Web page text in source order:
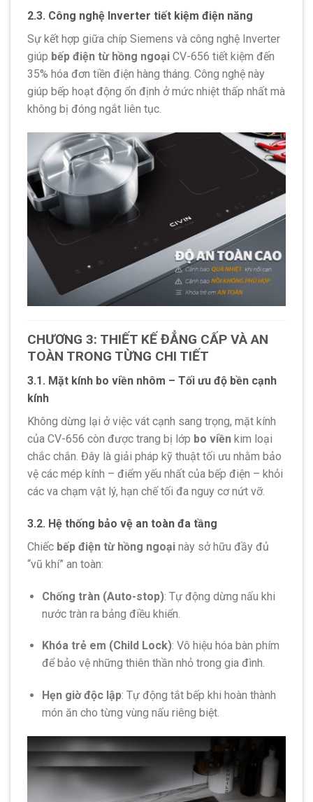
2.3. Công nghệ Inverter tiết kiệm điện năng
Sự kết hợp giữa chíp Siemens và công nghệ Inverter
giúp bếp điện từ hồng ngoại CV-656 tiết kiệm đến
35% hóa đơn tiền điện hàng tháng. Công nghệ này
giúp bếp hoạt động ổn định ở mức nhiệt thấp nhất mà
không bị đóng ngắt liên tục.
CHƯƠNG 3: THIẾT KẾ ĐẲNG CẤP VÀ AN
TOÀN TRONG TỪNG CHI TIẾT
3.1. Mặt kính bo viền nhôm – Tối ưu độ bền cạnh
kính
Không dừng lại ở việc vát cạnh sang trọng, mặt kính
của CV-656 còn được trang bị lớp bo viền kim loại
chắc chắn. Đây là giải pháp kỹ thuật tối ưu nhằm bảo
vệ các mép kính – điểm yếu nhất của bếp điện – khỏi
các va chạm vật lý, hạn chế tối đa nguy cơ nứt vỡ.
3.2. Hệ thống bảo vệ an toàn đa tầng
Chiếc bếp điện từ hồng ngoại này sở hữu đầy đủ
“vũ khí” an toàn:
Chống tràn (Auto-stop): Tự động dừng nấu khi
nước tràn ra bảng điều khiển.
Khóa trẻ em (Child Lock): Vô hiệu hóa bàn phím
để bảo vệ những thiên thần nhỏ trong gia đình.
Hẹn giờ độc lập: Tự động tắt bếp khi hoàn thành
món ăn cho từng vùng nấu riêng biệt.